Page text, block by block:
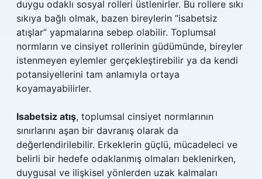
duygu odaklı sosyal rolleri üstlenirler. Bu rollere sıkı
sıkıya bağlı olmak, bazen bireylerin “isabetsiz
atışlar” yapmalarına sebep olabilir. Toplumsal
normların ve cinsiyet rollerinin güdümünde, bireyler
istenmeyen eylemler gerçekleştirebilir ya da kendi
potansiyellerini tam anlamıyla ortaya
koyamayabilirler.
Isabetsiz atış, toplumsal cinsiyet normlarının
sınırlarını aşan bir davranış olarak da
değerlendirilebilir. Erkeklerin güçlü, mücadeleci ve
belirli bir hedefe odaklanmış olmaları beklenirken,
duygusal ve ilişkisel yönlerden uzak kalmaları